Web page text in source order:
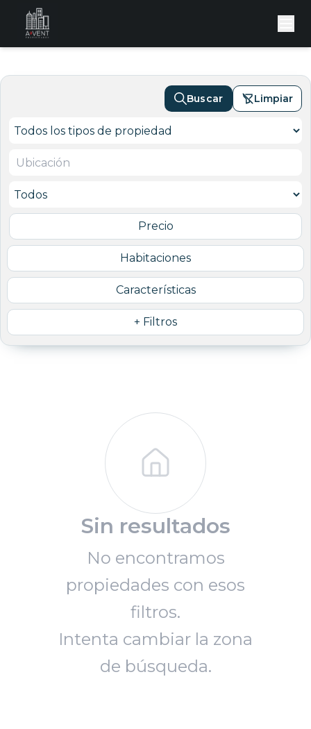
Precio
Habitaciones
Características
+ Filtros
Buscar Limpiar
Sin resultados
No encontramos
propiedades con esos
filtros.
Intenta cambiar la zona
de búsqueda.